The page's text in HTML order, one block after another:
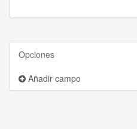
Opciones
Añadir campo